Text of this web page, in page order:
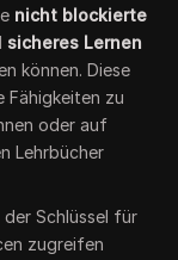
nicht blockierte
sicheres Lernen
können. Diese
Fähigkeiten zu
oder auf
Lehrbücher
der Schlüssel für
zugreifen